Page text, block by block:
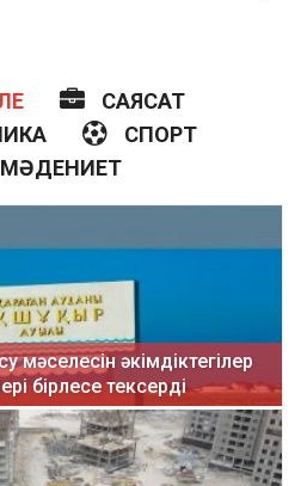
САЯСАТ
СПОРТ
МӘДЕНИЕТ
әкімдіктегілер
бірлесе тексерді